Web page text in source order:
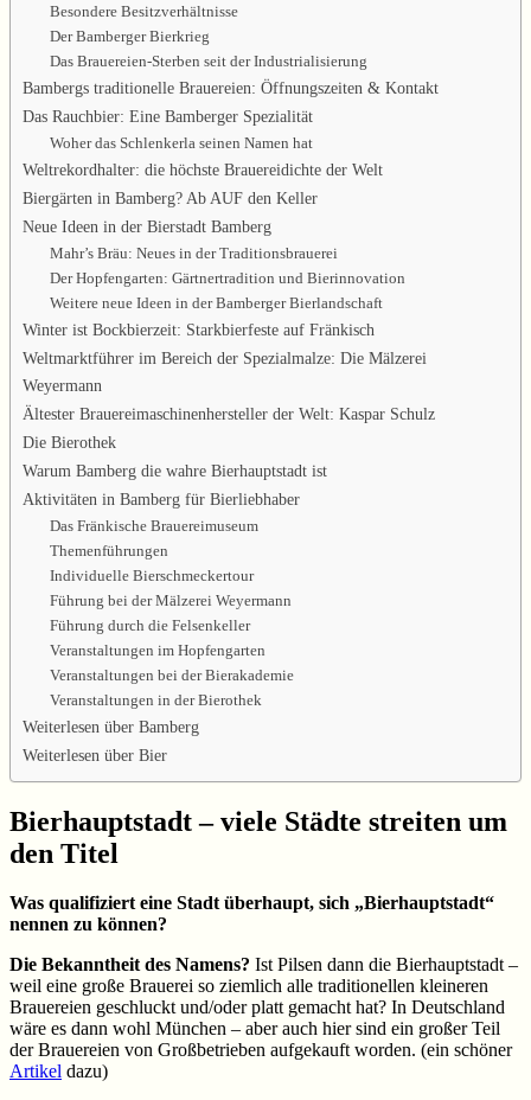
Besondere Besitzverhältnisse
Der Bamberger Bierkrieg
Das Brauereien-Sterben seit der Industrialisierung
Bambergs traditionelle Brauereien: Öffnungszeiten & Kontakt
Das Rauchbier: Eine Bamberger Spezialität
Woher das Schlenkerla seinen Namen hat
Weltrekordhalter: die höchste Brauereidichte der Welt
Biergärten in Bamberg? Ab AUF den Keller
Neue Ideen in der Bierstadt Bamberg
Mahr’s Bräu: Neues in der Traditionsbrauerei
Der Hopfengarten: Gärtnertradition und Bierinnovation
Weitere neue Ideen in der Bamberger Bierlandschaft
Winter ist Bockbierzeit: Starkbierfeste auf Fränkisch
Weltmarktführer im Bereich der Spezialmalze: Die Mälzerei
Weyermann
Ältester Brauereimaschinenhersteller der Welt: Kaspar Schulz
Die Bierothek
Warum Bamberg die wahre Bierhauptstadt ist
Aktivitäten in Bamberg für Bierliebhaber
Das Fränkische Brauereimuseum
Themenführungen
Individuelle Bierschmeckertour
Führung bei der Mälzerei Weyermann
Führung durch die Felsenkeller
Veranstaltungen im Hopfengarten
Veranstaltungen bei der Bierakademie
Veranstaltungen in der Bierothek
Weiterlesen über Bamberg
Weiterlesen über Bier
Bierhauptstadt – viele Städte streiten um
den Titel
Was qualifiziert eine Stadt überhaupt, sich „Bierhauptstadt“
nennen zu können?
Die Bekanntheit des Namens? Ist Pilsen dann die Bierhauptstadt –
weil eine große Brauerei so ziemlich alle traditionellen kleineren
Brauereien geschluckt und/oder platt gemacht hat? In Deutschland
wäre es dann wohl München – aber auch hier sind ein großer Teil
der Brauereien von Großbetrieben aufgekauft worden. (ein schöner
Artikel dazu)